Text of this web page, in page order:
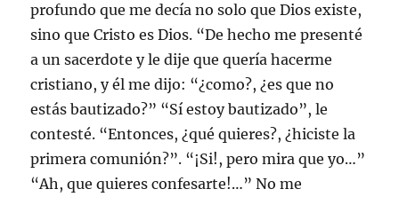
profundo que me decía no solo que Dios existe,
sino que Cristo es Dios. “De hecho me presenté
a un sacerdote y le dije que quería hacerme
cristiano, y él me dijo: “¿como?, ¿es que no
estás bautizado?” “Sí estoy bautizado”, le
contesté. “Entonces, ¿qué quieres?, ¿hiciste la
primera comunión?”. “¡Si!, pero mira que yo…”
“Ah, que quieres confesarte!…” No me